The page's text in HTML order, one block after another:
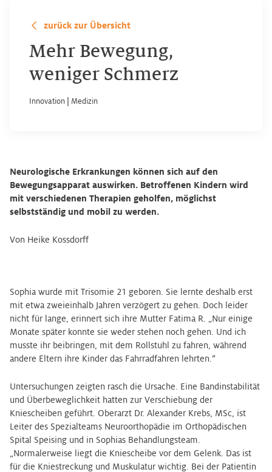
zurück zur Übersicht
Mehr Bewegung,
weniger Schmerz
Innovation Medizin
Neurologische Erkrankungen können sich auf den
Bewegungsapparat auswirken. Betroffenen Kindern wird
mit verschiedenen Therapien geholfen, möglichst
selbstständig und mobil zu werden.
Von Heike Kossdorff
Sophia wurde mit Trisomie 21 geboren. Sie lernte deshalb erst
mit etwa zweieinhalb Jahren verzögert zu gehen. Doch leider
nicht für lange, erinnert sich ihre Mutter Fatima R. „Nur einige
Monate später konnte sie weder stehen noch gehen. Und ich
musste ihr beibringen, mit dem Rollstuhl zu fahren, während
andere Eltern ihre Kinder das Fahrradfahren lehrten.“
Untersuchungen zeigten rasch die Ursache. Eine Bandinstabilität
und Überbeweglichkeit hatten zur Verschiebung der
Kniescheiben geführt. Oberarzt Dr. Alexander Krebs, MSc, ist
Leiter des Spezialteams Neuroorthopädie im Orthopädischen
Spital Speising und in Sophias Behandlungsteam.
„Normalerweise liegt die Kniescheibe vor dem Gelenk. Das ist
für die Kniestreckung und Muskulatur wichtig. Bei der Patientin